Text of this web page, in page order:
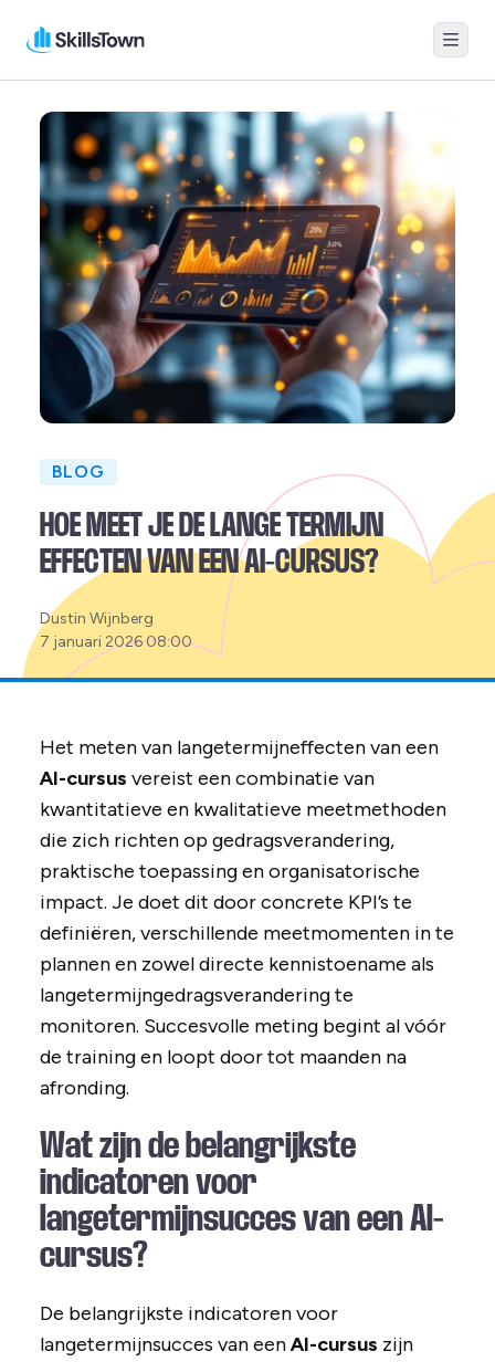
Menu
BLOG
HOE MEET JE DE LANGE TERMIJN
EFFECTEN VAN EEN AI-CURSUS?
Posted
by:
Dustin Wijnberg
7 januari 2026 08:00
Het meten van langetermijneffecten van een
AI-cursus vereist een combinatie van
kwantitatieve en kwalitatieve meetmethoden
die zich richten op gedragsverandering,
praktische toepassing en organisatorische
impact. Je doet dit door concrete KPI’s te
definiëren, verschillende meetmomenten in te
plannen en zowel directe kennistoename als
langetermijngedragsverandering te
monitoren. Succesvolle meting begint al vóór
de training en loopt door tot maanden na
afronding.
Wat zijn de belangrijkste
indicatoren voor
langetermijnsucces van een AI-
cursus?
De belangrijkste indicatoren voor
langetermijnsucces van eenAI-cursus zijn